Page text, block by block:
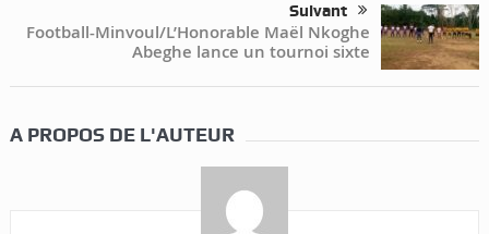
Suivant
Football-Minvoul/L’Honorable Maël Nkoghe
Abeghe lance un tournoi sixte
A PROPOS DE L'AUTEUR